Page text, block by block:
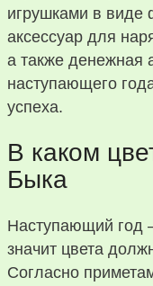
игрушками в виде
аксессуар для
а также денежная
наступающего
успеха.
В каком
Быка
Наступающий год
значит цвета
Согласно